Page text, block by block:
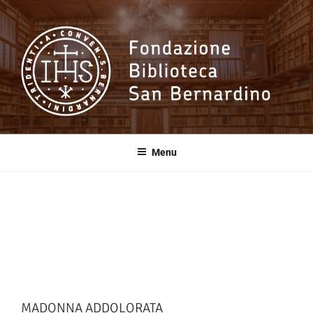
Salta
contenuto
Fondazione
Biblioteca SanMenu
MADONNA ADDOLORATA